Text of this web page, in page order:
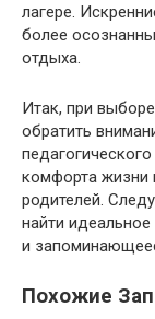
лагере.
более
отдыха.
Итак, при
обратить
комфорта жизни
родителей.
найти
и
Похожие